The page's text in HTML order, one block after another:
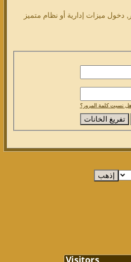
ميزات إدارية أو نظام متميز
هل نسيت كلمة المرور؟